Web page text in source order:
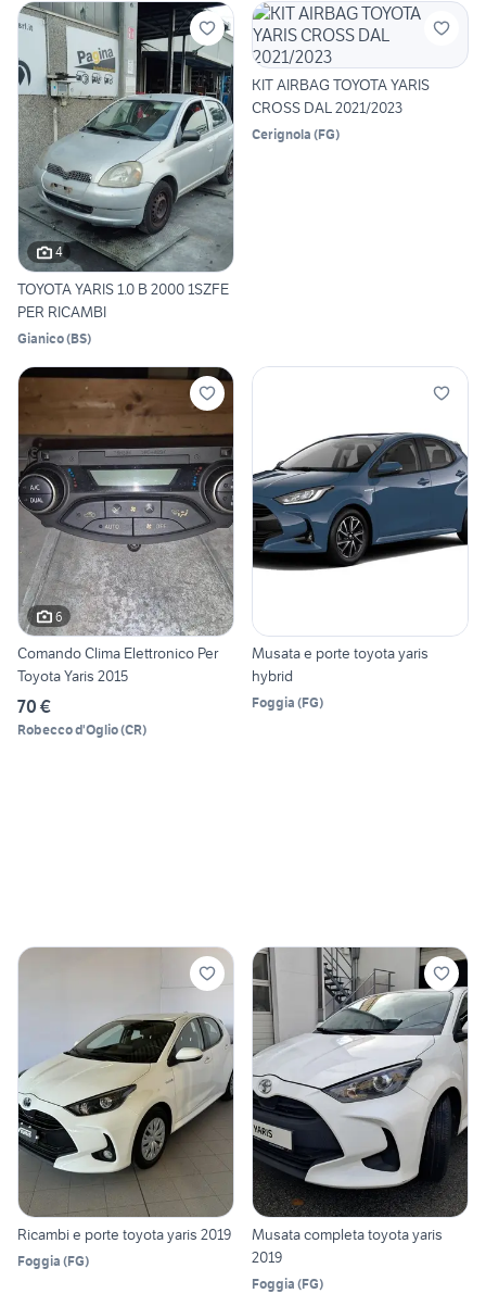
4
TOYOTA YARIS 1.0 B 2000 1SZFE
PER RICAMBI
Gianico(BS)
KIT AIRBAG TOYOTA YARIS
CROSS DAL 2021/2023
Cerignola (FG)
6
Comando Clima Elettronico Per
Toyota Yaris 2015
70 €
Robecco d'Oglio(CR)
Musata e porte toyota yaris
hybrid
Foggia (FG)
Ricambi e porte toyota yaris 2019
Foggia (FG)
Musata completa toyota yaris
2019
Foggia (FG)